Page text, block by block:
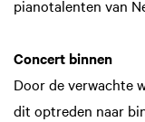
pianotalenten van
Concert binnen
Door de verwachte
dit optreden naar